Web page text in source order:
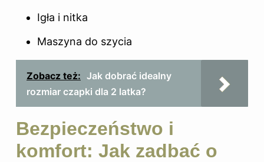
Igła i nitka
Maszyna do szycia
Zobacz też: Jak dobrać idealny
rozmiar czapki dla 2 latka?
Bezpieczeństwo i
komfort: Jak zadbać o